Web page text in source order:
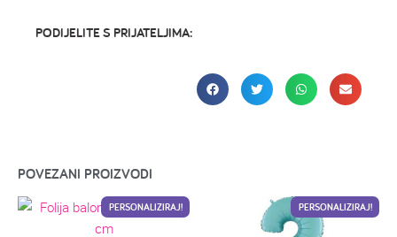
PODIJELITE S PRIJATELJIMA:
POVEZANI PROIZVODI
PERSONALIZIRAJ! PERSONALIZIRAJ!